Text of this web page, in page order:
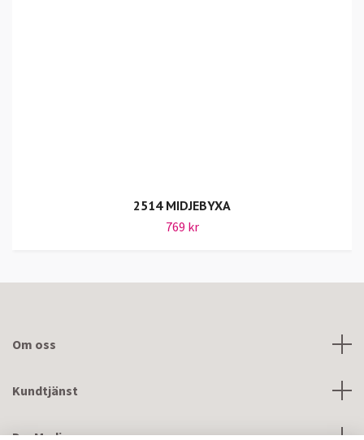
2514 MIDJEBYXA
769 kr
Om oss
Kundtjänst
DevMedic